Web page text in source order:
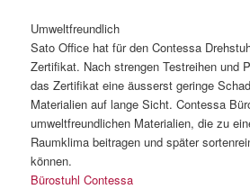
Umweltfreundlich
Sato Office hat für den Contessa
Zertifikat. Nach strengen Testreihen und
das Zertifikat eine äusserst geringe
Materialien auf lange Sicht. Contessa
umweltfreundlichen Materialien, die zu
Raumklima beitragen und später
können.
Bürostuhl Contessa